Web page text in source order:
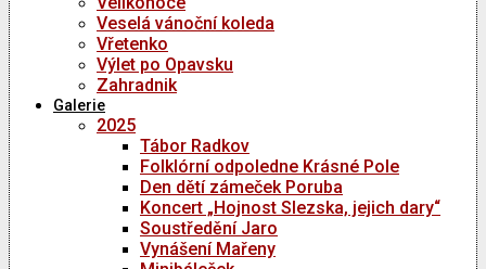
Veselá vánoční koleda
Vřetenko
Výlet po Opavsku
Zahradnik
Galerie
2025
Tábor Radkov
Folklórní odpoledne Krásné Pole
Den dětí zámeček Poruba
Koncert „Hojnost Slezska, jejich dary“
Soustředění Jaro
Vynášení Mařeny